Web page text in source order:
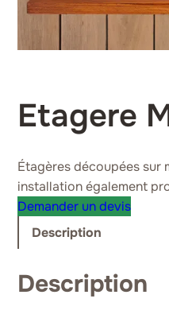
Etagere
Étagères découpées sur
installation également
Demander un devis
Description
Description